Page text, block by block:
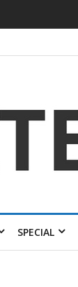
SPECIAL